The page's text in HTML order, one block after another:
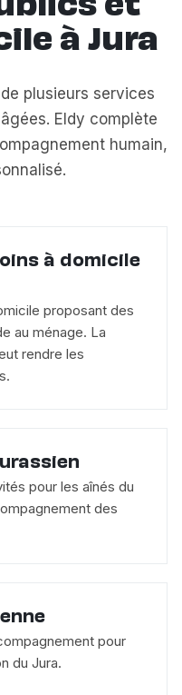
et
à Jura
plusieurs services
Eldy complète
humain,
à domicile
proposant des
au ménage. La
rendre les
pour les aînés du
des
pour
du Jura.